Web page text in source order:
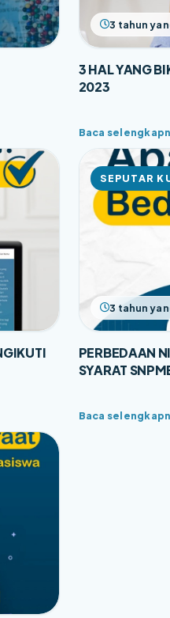
3 tahun
3 HAL YANG
2023
SEPUTAR
3 tahun
PERBEDAAN
SYARAT